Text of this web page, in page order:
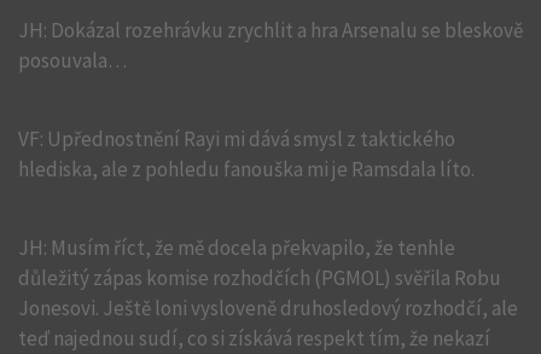
JH: Dokázal rozehrávku zrychlit a hra Arsenalu se bleskově
posouvala…
VF: Upřednostnění Rayi mi dává smysl z taktického
hlediska, ale z pohledu fanouška mi je Ramsdala líto.
JH: Musím říct, že mě docela překvapilo, že tenhle
důležitý zápas komise rozhodčích (PGMOL) svěřila Robu
Jonesovi. Ještě loni vysloveně druhosledový rozhodčí, ale
teď najednou sudí, co si získává respekt tím, že nekazí